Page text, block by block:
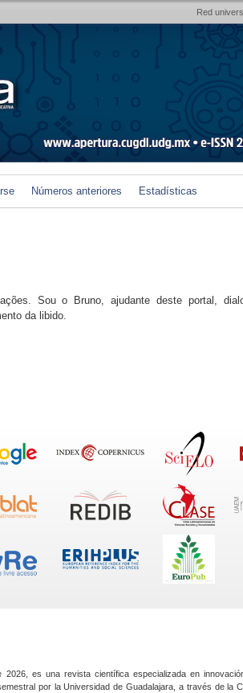
Red
Números anteriores Estadísticas
Sou o Bruno, ajudante deste portal,
da libido.
es una revista científica especializada en
por la Universidad de Guadalajara, a través de la